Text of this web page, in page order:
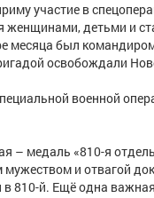
участие в
детьми и
месяца был
освобождали
военной
– медаль «810-я
мужеством и отвагой
810-й. Ещё одна